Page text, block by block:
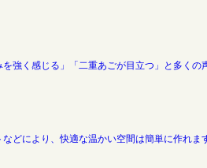
強く感じる」「二重あごが目立つ」と多く
どにより、快適な温かい空間は簡単に作れ